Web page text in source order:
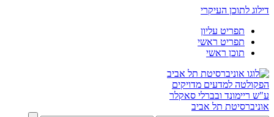
דילוג לתוכן העיקרי
תפריט עליון
תפריט ראשי
תוכן ראשי
הפקולטה למדעים מדויקים
ע"ש ריימונד ובברלי סאקלר
אוניברסיטת תל אביב